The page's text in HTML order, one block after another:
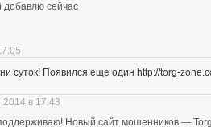
добавлю сейчас
суток! Появился еще один http://torg-
в 17:43
Новый сайт мошенников —